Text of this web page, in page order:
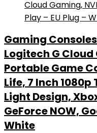
Gaming
Logitech G
Portable Game
Life, 7 Inch
Light Design,
GeForce NOW,
White